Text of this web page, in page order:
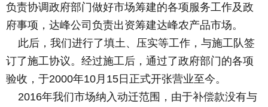
负责协调政府部门做好市场筹建的各项服务工作及政
府事项，达峰公司负责出资筹建达峰农产品市场。
此后，我们进行了填土、压实等工作，与施工队签
订了施工协议。经过施工后，通过了政府部门的各项
验收，于2000年10月15日正式开张营业至今。
2016年我们市场纳入动迁范围，由于补偿款没有与